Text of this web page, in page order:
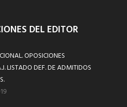
DEL EDITOR
OPOSICIONES
LISTADO DEF. DE ADMITIDOS